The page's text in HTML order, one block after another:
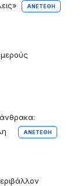
ΑΝΕΤΈΘΗ
ΑΝΕΤΈΘΗ